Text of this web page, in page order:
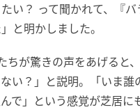
い？ って聞かれて、『
と明かしました。
ちが驚きの声をあげると
い？」と説明。「いま
で」という感覚が芝居